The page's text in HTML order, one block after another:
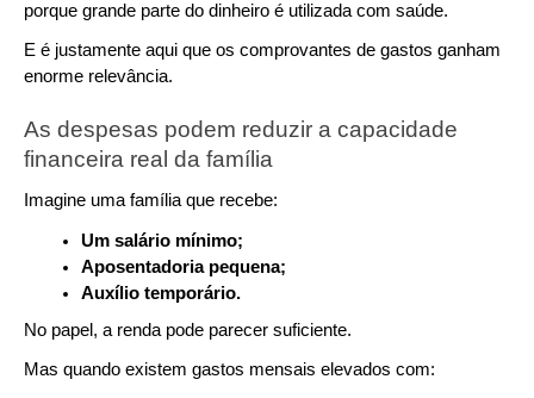
porque grande parte do dinheiro é utilizada com saúde.
E é justamente aqui que os comprovantes de gastos ganham
enorme relevância.
As despesas podem reduzir a capacidade
financeira real da família
Imagine uma família que recebe:
Um salário mínimo;
Aposentadoria pequena;
Auxílio temporário.
No papel, a renda pode parecer suficiente.
Mas quando existem gastos mensais elevados com: